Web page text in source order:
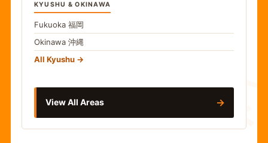
食
KYUSHU & OKINAWA
Fukuoka 福岡
Okinawa 沖縄
All Kyushu
View All Areas →